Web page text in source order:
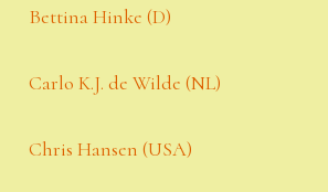
Bettina Hinke (D)
Carlo K.J. de Wilde (NL)
Chris Hansen (USA)